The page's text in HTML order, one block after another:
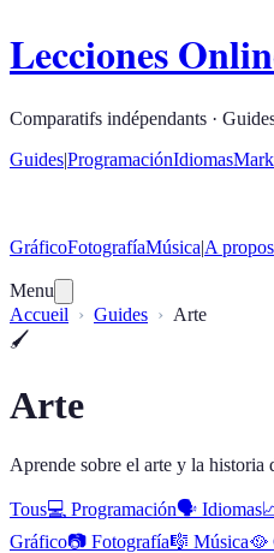
Lecciones
Comparatifs indépendants ·
Guides|ProgramaciónIdiomas
GráficoFotografíaMúsica|A propos
Menu
Accueil
Guides
Arte
🖌️
Arte
Aprende sobre el arte y la historia
Tous💻 Programación🗣️ Idiomas
Gráfico📷 Fotografía🎼 Música🥘